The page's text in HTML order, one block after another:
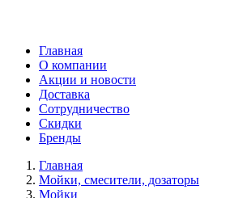
Главная
О компании
Акции и новости
Доставка
Сотрудничество
Скидки
Бренды
Главная
Мойки, смесители, дозаторы
Мойки